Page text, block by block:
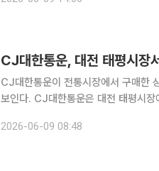
담 조직을 신설하는 등 ‘AI 네이티브
CJ대한통운, 대전 태평시장
CJ대한통운이 전통시장에서 구매한
보인다. CJ대한통운은 대전 태평시장에 배송접수센터를 설치하고 시장에서 구매한 상품을 고객이
지난해 12월 전국상인연합회와 체결
2026-06-09 08:48